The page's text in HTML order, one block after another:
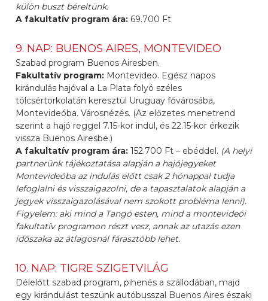
külön buszt béreltünk.
A fakultatív program ára: 69.700 Ft
9. NAP: BUENOS AIRES, MONTEVIDEO
Szabad program Buenos Airesben.
Fakultatív program: Montevideo. Egész napos
kirándulás hajóval a La Plata folyó széles
tölcsértorkolatán keresztül Uruguay fővárosába,
Montevideóba. Városnézés. (Az előzetes menetrend
szerint a hajó reggel 7.15-kor indul, és 22.15-kor érkezik
vissza Buenos Airesbe.)
A fakultatív program ára:152.700 Ft – ebéddel. (A helyi
partnerünk tájékoztatása alapján a hajójegyeket
Montevideóba az indulás előtt csak 2 hónappal tudja
lefoglalni és visszaigazolni, de a tapasztalatok alapján a
jegyek visszaigazolásával nem szokott probléma lenni).
Figyelem: aki mind a Tangó esten, mind a montevideói
fakultatív programon részt vesz, annak az utazás ezen
időszaka az átlagosnál fárasztóbb lehet.
10. NAP: TIGRE SZIGETVILÁG
Délelőtt szabad program, pihenés a szállodában, majd
egy kirándulást teszünk autóbusszal Buenos Aires északi